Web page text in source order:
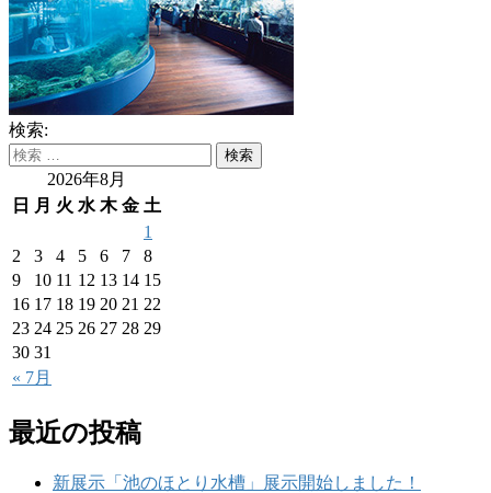
検索:
2026年8月
日
月 火 水 木 金 土
« 7月
1
2
3 4 5 6 7
8
9
10 11 12 13 14 15
16 17 18 19 20 21 22
23 24 25 26 27 28 29
30 31
最近の投稿
新展示「池のほとり水槽」展示開始しました！